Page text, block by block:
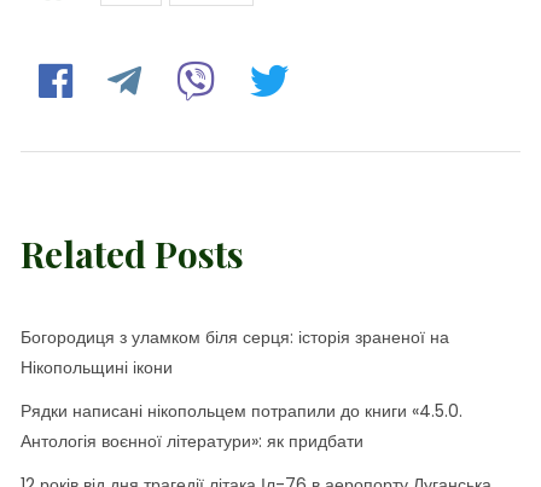
Related Posts
Богородиця з уламком біля серця: історія зраненої на
Нікопольщині ікони
Рядки написані нікопольцем потрапили до книги «4.5.0.
Антологія воєнної літератури»: як придбати